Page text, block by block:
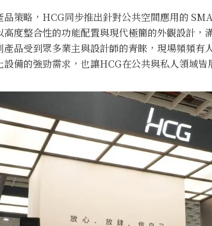
品策略，HCG同步推出針對公共空間應用的
高度整合性的功能配置與現代極簡的外觀設計，
產品受到眾多業主與設計師的青睞，現場頻頻有
備的強勁需求，也讓HCG在公共與私人領域皆